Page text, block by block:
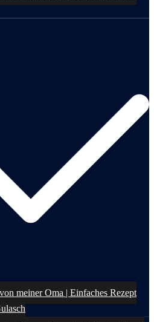
meiner Oma | Einfaches Rezept